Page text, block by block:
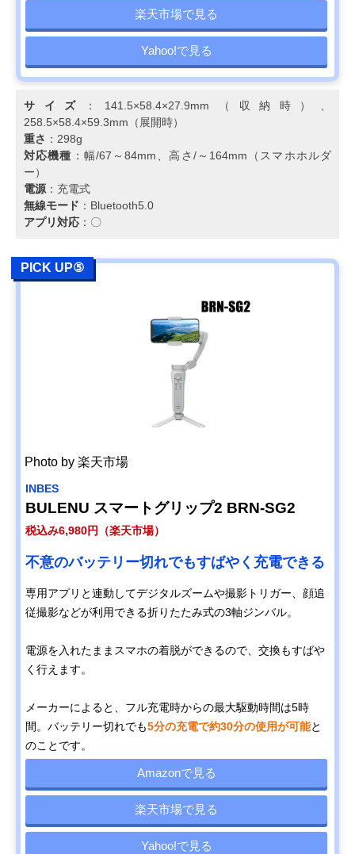
楽天市場で見る
Yahoo!で見る
サイズ
：141.5×58.4×27.9mm（収納時）、
258.5×58.4×59.3mm（展開時）
重さ ：298g
対応機種 ：幅/67～84mm、高さ/～164mm（スマホホルダ
ー）
電源 ：充電式
無線モード ：Bluetooth5.0
アプリ対応 ：〇
PICK UP⑤
Photo by 楽天市場
INBES
BULENU スマートグリップ2 BRN-SG2
税込み6,980円（楽天市場）
不意のバッテリー切れでもすばやく充電できる
専用アプリと連動してデジタルズームや撮影トリガー、顔追
従撮影などが利用できる折りたたみ式の3軸ジンバル。
電源を入れたままスマホの着脱ができるので、交換もすばや
く行えます。
メーカーによると、フル充電時からの最大駆動時間は5時
間。バッテリー切れでも5分の充電で約30分の使用が可能と
のことです。
Amazonで見る
楽天市場で見る
Yahoo!で見る